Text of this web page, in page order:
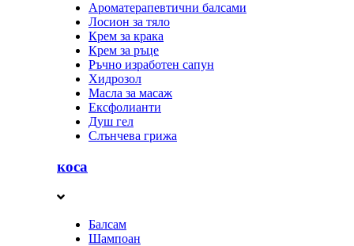
Ароматерапевтични балсами
Лосион за тяло
Крем за крака
Крем за ръце
Ръчно изработен сапун
Хидрозол
Масла за масаж
Ексфолианти
Душ гел
Слънчева грижа
коса
Балсам
Шампоан